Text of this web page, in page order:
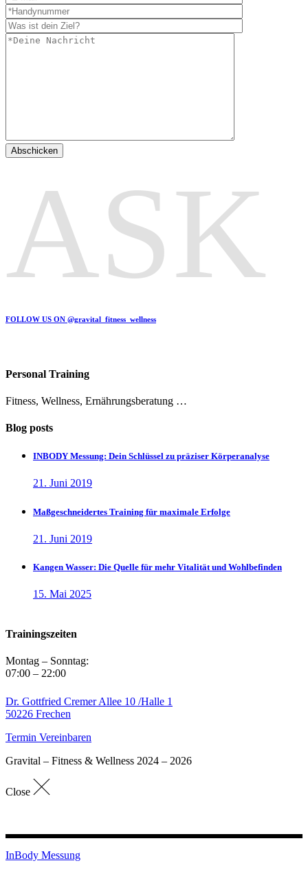
Abschicken
ASK
FOLLOW US ON @gravital_fitness_wellness
Personal Training
Fitness, Wellness, Ernährungsberatung …
Blog posts
INBODY Messung: Dein Schlüssel zu präziser Körperanalyse
21. Juni 2019
Maßgeschneidertes Training für maximale Erfolge
21. Juni 2019
Kangen Wasser: Die Quelle für mehr Vitalität und Wohlbefinden
15. Mai 2025
Trainingszeiten
Montag – Sonntag:
07:00 – 22:00
Dr. Gottfried Cremer Allee 10 /Halle 1
50226 Frechen
Termin Vereinbaren
Gravital – Fitness & Wellness 2024 – 2026
Close
InBody Messung